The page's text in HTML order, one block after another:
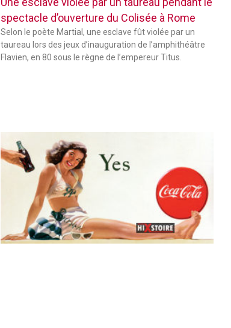
spectacle d’ouverture du Colisée à Rome
Selon le poète Martial, une esclave fût violée par un
taureau lors des jeux d’inauguration de l’amphithéâtre
Flavien, en 80 sous le règne de l’empereur Titus.